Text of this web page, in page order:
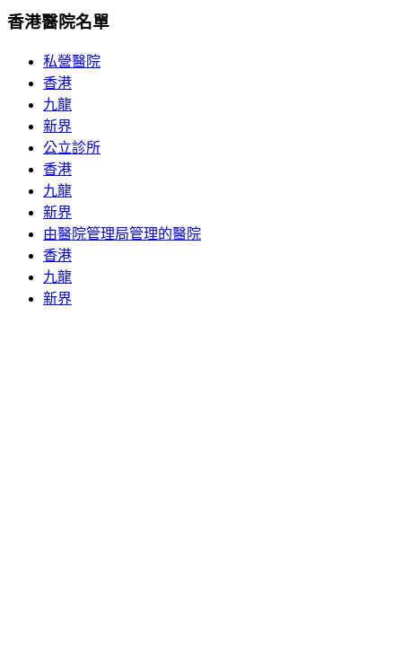
香港醫院名單
私營醫院
香港
九龍
新界
公立診所
香港
九龍
新界
由醫院管理局管理的醫院
香港
九龍
新界